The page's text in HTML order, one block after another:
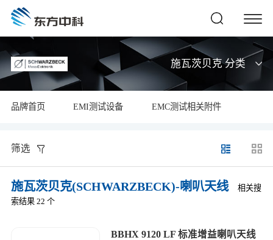
施瓦茨贝克 分类
品牌首页 EMI测试设备 EMC测试相关附件
筛选
施瓦茨贝克(SCHWARZBECK)-喇叭天线
相关搜
索结果 22 个
BBHX 9120 LF 标准增益喇叭天线